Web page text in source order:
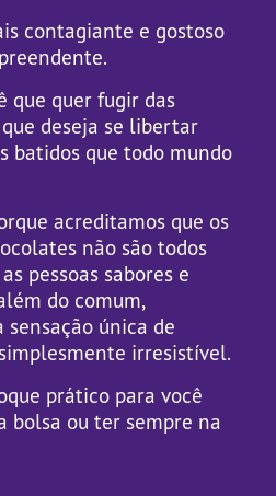
contagiante e gostoso
que quer fugir das
deseja se libertar
batidos que todo mundo
acreditamos que os
não são todos
pessoas sabores e
do comum,
única de
irresistível.
prático para você
bolsa ou ter sempre na